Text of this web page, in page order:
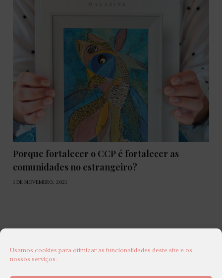
Usamos cookies para otimizar as funcionalidades deste site e os
nossos serviços.
Porque fortalecer o CCP é fortalecer as
comunidades no estrangeiro?
1 DE NOVEMBRO, 2021